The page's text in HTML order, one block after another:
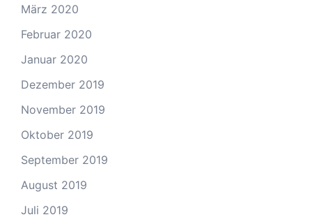
März 2020
Februar 2020
Januar 2020
Dezember 2019
November 2019
Oktober 2019
September 2019
August 2019
Juli 2019